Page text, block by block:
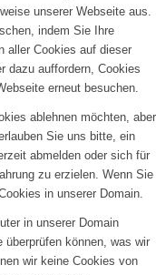
unserer Webseite aus.
indem Sie Ihre
aller Cookies auf dieser
dazu auffordern, Cookies
erneut besuchen.
ablehnen möchten, aber
Sie uns bitte, ein
abmelden oder sich für
zu erzielen. Wenn Sie
in unserer Domain.
in unserer Domain
können, was wir
wir keine Cookies von